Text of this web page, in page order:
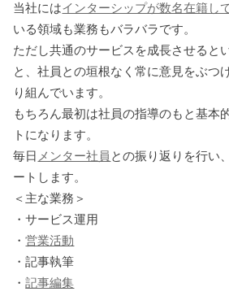
当社にはインターシップが数名在籍し
いる領域も業務もバラバラです。
ただし共通のサービスを成長させると
と、社員との垣根なく常に意見をぶつ
り組んでいます。
もちろん最初は社員の指導のもと基本
トになります。
毎日 メンター社員 との振り返りを行い
ートします。
＜主な業務＞
・サービス運用
・営業活動
・記事執筆
・記事編集